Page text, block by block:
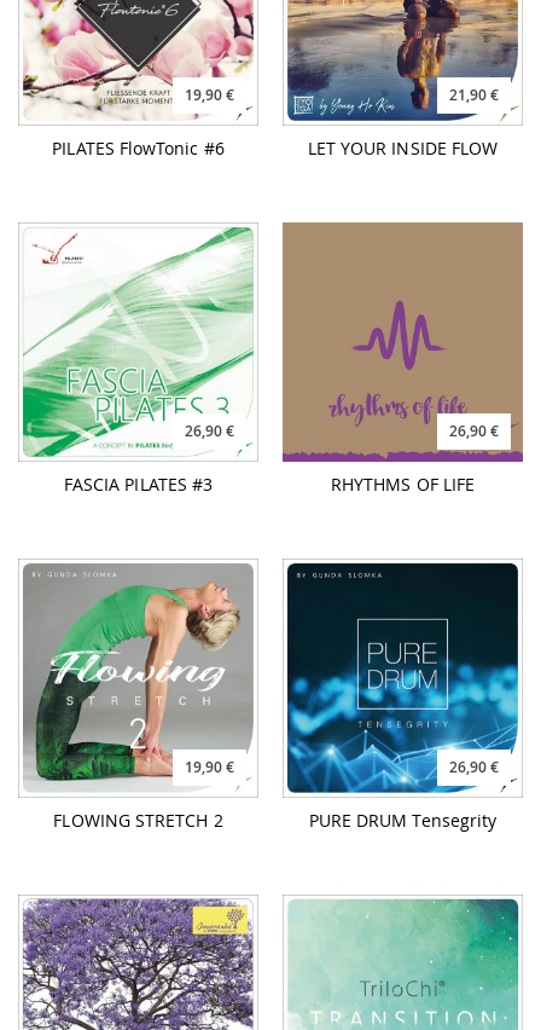
19,90 €
PILATES FlowTonic #6
21,90 €
LET YOUR INSIDE FLOW
26,90 €
FASCIA PILATES #3
26,90 €
RHYTHMS OF LIFE
19,90 €
FLOWING STRETCH 2
26,90 €
PURE DRUM Tensegrity